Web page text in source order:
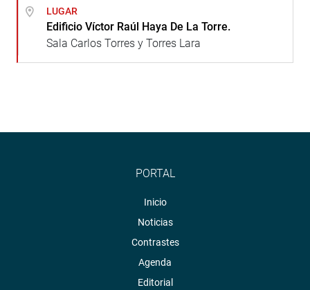
LUGAR
Edificio Víctor Raúl Haya De La Torre.
Sala Carlos Torres y Torres Lara
PORTAL
Inicio
Noticias
Contrastes
Agenda
Editorial